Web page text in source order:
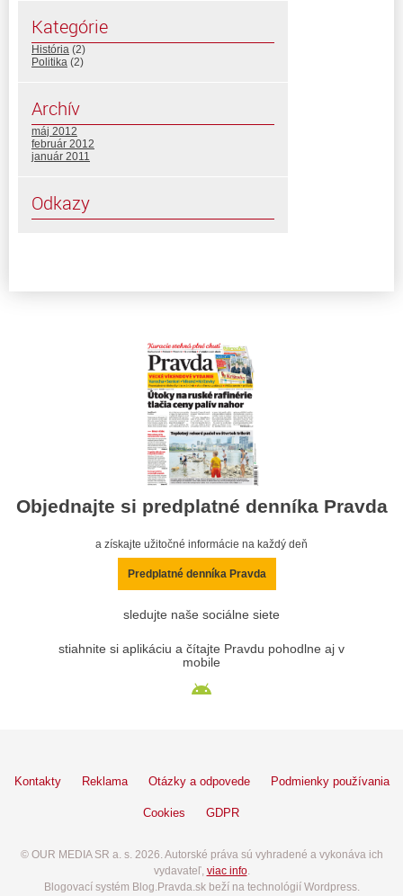
Kategórie
História (2)
Politika (2)
Archív
máj 2012
február 2012
január 2011
Odkazy
Objednajte si predplatné denníka Pravda
a získajte užitočné informácie na každý deň
Predplatné denníka Pravda
sledujte naše sociálne siete
stiahnite si aplikáciu a čítajte Pravdu pohodlne aj v
mobile
Kontakty Reklama Otázky a odpovede Podmienky používania
Cookies GDPR
© OUR MEDIA SR a. s. 2026. Autorské práva sú vyhradené a vykonáva ich
vydavateľ, viac info.
Blogovací systém Blog.Pravda.sk beží na technológií Wordpress.